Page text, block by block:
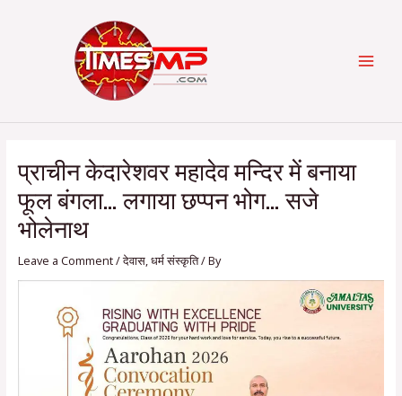
प्राचीन केदारेशवर महादेव मन्दिर में बनाया
फूल बंगला… लगाया छप्पन भोग… सजे
भोलेनाथ
Leave a Comment/देवास,धर्म संस्कृति/ By
navigation